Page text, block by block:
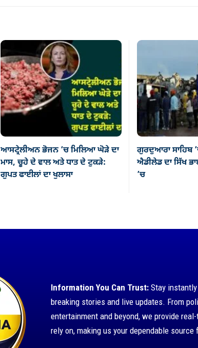
ਆਸਟ੍ਰੇਲੀਅਨ ਭੋਜਨ ’ਚ ਮਿਲਿਆ ਘੋੜੇ ਦਾ
ਮਾਸ, ਚੂਹੇ ਦੇ ਵਾਲ ਅਤੇ ਧਾਤ ਦੇ ਟੁਕੜੇ:
ਗੁਪਤ ਫਾਈਲਾਂ ਦਾ ਖੁਲਾਸਾ
ਗੁਰਦੁਆਰਾ ਸਾਹਿਬ
ਐਡੀਲੇਡ ਦਾ ਸਿੱਖ
’ਚ
Information You Can Trust: Stay
breaking stories and live updates. From
entertainment and beyond, we provide
rely on, making us your dependable